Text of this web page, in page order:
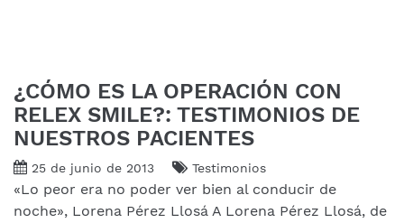
¿CÓMO ES LA OPERACIÓN CON
RELEX SMILE?: TESTIMONIOS DE
NUESTROS PACIENTES
25 de junio de 2013 Testimonios
«Lo peor era no poder ver bien al conducir de
noche», Lorena Pérez Llosá A Lorena Pérez Llosá, de